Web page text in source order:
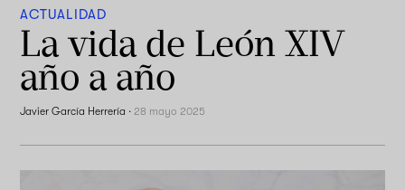
ACTUALIDAD
La vida de León XIV
año a año
Javier García Herrería ·28 mayo 2025